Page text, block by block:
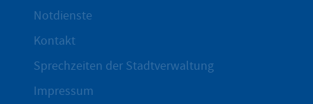
Notdienste
Kontakt
Sprechzeiten der Stadtverwaltung
Impressum